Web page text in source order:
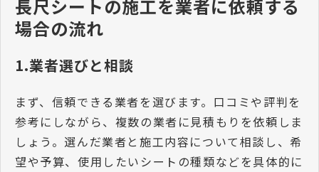
長尺シートの施工を業者に依頼する
場合の流れ
1.業者選びと相談
まず、信頼できる業者を選びます。口コミや評判を
参考にしながら、複数の業者に見積もりを依頼しま
しょう。選んだ業者と施工内容について相談し、希
望や予算、使用したいシートの種類などを具体的に